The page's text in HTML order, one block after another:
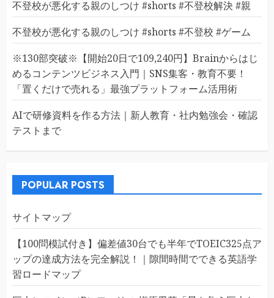
不登校が悪化する親のしつけ #shorts #不登校解決 #親
不登校が悪化する親のしつけ #shorts #不登校 #ゲーム
※130部突破※【開始20日で109,240円】Brainからはじ
めるコンテンツビジネス入門｜SNS集客・教育不要！
「置くだけで売れる」最強プラットフォーム活用術
AIで研修資料を作る方法｜新人教育・社内勉強会・確認
テストまで
POPULAR POSTS
サイトマップ
【100問模試付き】偏差値30台でも半年でTOEIC325点ア
ップの達成方法を完全解説！｜隙間時間でできる英語学
習ロードマップ